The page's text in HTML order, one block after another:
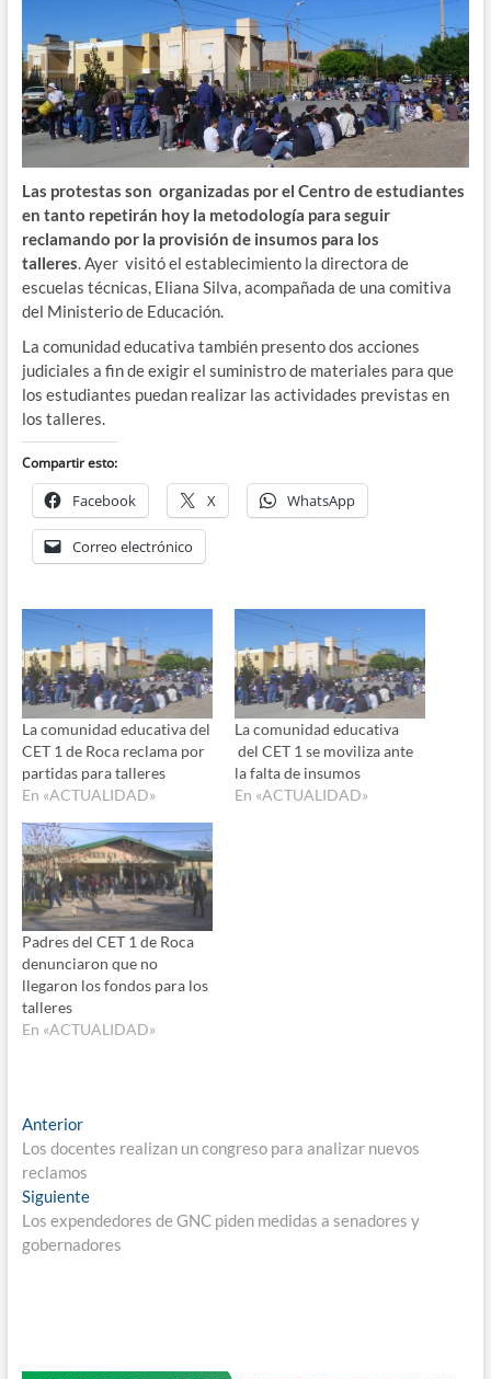
Las protestas son organizadas por el Centro de estudiantes
en tanto repetirán hoy la metodología para seguir
reclamando por la provisión de insumos para los
talleres. Ayer visitó el establecimiento la directora de
escuelas técnicas, Eliana Silva, acompañada de una comitiva
del Ministerio de Educación.
La comunidad educativa también presento dos acciones
judiciales a fin de exigir el suministro de materiales para que
los estudiantes puedan realizar las actividades previstas en
los talleres.
Compartir esto:
Facebook X WhatsApp
Correo electrónico
La comunidad educativa del
CET 1 de Roca reclama por
partidas para talleres
En «ACTUALIDAD»
La comunidad educativa
del CET 1 se moviliza ante
la falta de insumos
En «ACTUALIDAD»
Padres del CET 1 de Roca
denunciaron que no
llegaron los fondos para los
talleres
En «ACTUALIDAD»
Navegación
de
entradas
AnteriorEntrada
anterior:
Los docentes realizan un congreso para analizar nuevos
reclamos
SiguienteEntrada
siguiente:
Los expendedores de GNC piden medidas a senadores y
gobernadores